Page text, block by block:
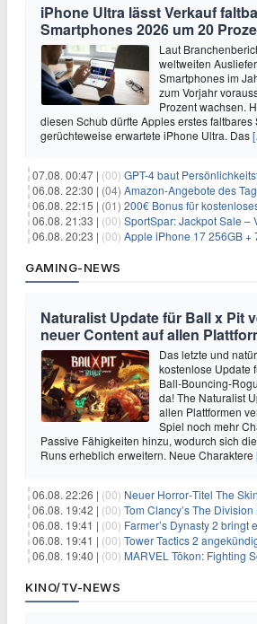
iPhone Ultra lässt Verkauf
Smartphones 2026 um 20
Laut
weltweiten
Smartphones im
zum Vorjahr
Prozent wachsen.
diesen Schub dürfte Apples erstes
gerüchteweise erwartete iPhone Ultra. Das
07.08. 00:47 | (00) GPT-4 baut Persönlichkeitsfragebögen aus
06.08. 22:30 | (04) Amazon-Angebote des Tages –
06.08. 22:15 | (01) 200€ Bonus für kostenloses
06.08. 21:33 | (00) SportSpar: Jackpot Sale – Viele
06.08. 20:23 | (00) Apple iPhone 17 256GB + 70GB 5G + Alles-Flat im
GAMING-NEWS
Naturalist Update für Ball x Pit
neuer Content auf allen
Das letzte und
kostenlose Update
Ball-Bouncing-
da! The Naturalist
allen Plattformen
Spiel noch mehr
Passive Fähigkeiten hinzu, wodurch sich
Runs erheblich erweitern. Neue Charaktere
06.08. 22:26 | (00) Neuer Horror‑Titel The
06.08. 19:42 | (00) Tom Clancy’s The Division
06.08. 19:41 | (00) Farmer’s Dynasty 2 bringt
06.08. 19:41 | (00) Tower Tactics 2 angekündigt: Tower
06.08. 19:40 | (00) MARVEL Tōkon: Fighting
KINO/TV-NEWS